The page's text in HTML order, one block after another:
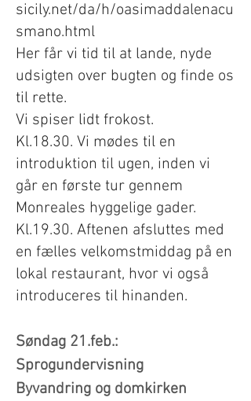
sicily.net/da/h/oasimaddalenacu
smano.html
Her får vi tid til at lande, nyde
udsigten over bugten og finde os
til rette.
Vi spiser lidt frokost.
Kl.18.30. Vi mødes til en
introduktion til ugen, inden vi
går en første tur gennem
Monreales hyggelige gader.
Kl.19.30. Aftenen afsluttes med
en fælles velkomstmiddag på en
lokal restaurant, hvor vi også
introduceres til hinanden.
Søndag 21.feb.:
Sprogundervisning
Byvandring og domkirken